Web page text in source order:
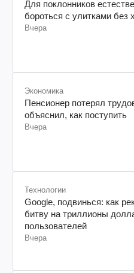
Для поклонников
бороться с улитками без
Вчера
Экономика
Пенсионер потерял
объяснил, как поступить
Вчера
Технологии
Google, подвинься: как
битву на триллионы
пользователей
Вчера